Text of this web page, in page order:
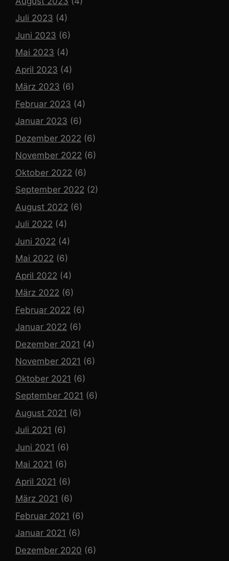
Juli 2023 (4)
Juni 2023 (6)
Mai 2023 (4)
April 2023 (4)
März 2023 (6)
Februar 2023 (4)
Januar 2023 (6)
Dezember 2022 (6)
November 2022 (6)
Oktober 2022 (6)
September 2022 (2)
August 2022 (6)
Juli 2022 (4)
Juni 2022 (4)
Mai 2022 (6)
April 2022 (4)
März 2022 (6)
Februar 2022 (6)
Januar 2022 (6)
Dezember 2021 (4)
November 2021 (6)
Oktober 2021 (6)
September 2021 (6)
August 2021 (6)
Juli 2021 (6)
Juni 2021 (6)
Mai 2021 (6)
April 2021 (6)
März 2021 (6)
Februar 2021 (6)
Januar 2021 (6)
Dezember 2020 (6)